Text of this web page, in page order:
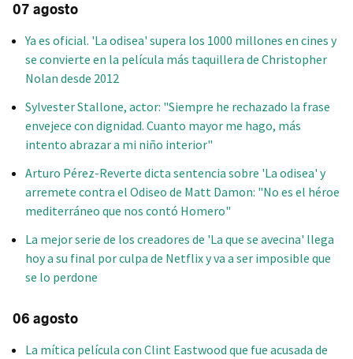
07 agosto
Ya es oficial. 'La odisea' supera los 1000 millones en cines y
se convierte en la película más taquillera de Christopher
Nolan desde 2012
Sylvester Stallone, actor: "Siempre he rechazado la frase
envejece con dignidad. Cuanto mayor me hago, más
intento abrazar a mi niño interior"
Arturo Pérez-Reverte dicta sentencia sobre 'La odisea' y
arremete contra el Odiseo de Matt Damon: "No es el héroe
mediterráneo que nos contó Homero"
La mejor serie de los creadores de 'La que se avecina' llega
hoy a su final por culpa de Netflix y va a ser imposible que
se lo perdone
06 agosto
La mítica película con Clint Eastwood que fue acusada de